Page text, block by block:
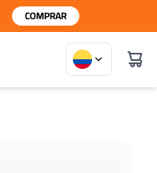
COMPRAR